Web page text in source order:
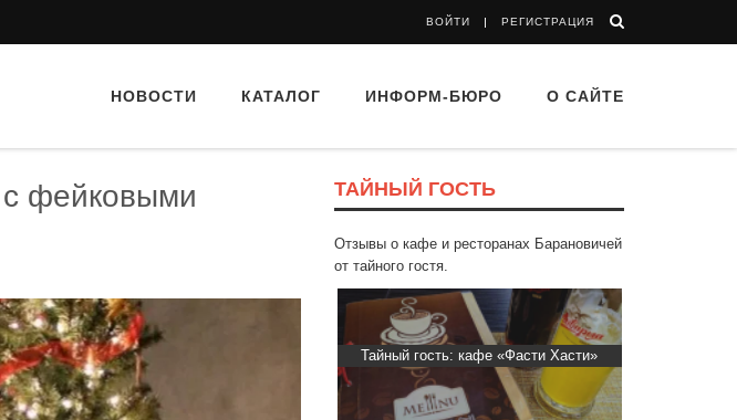
ВОЙТИ РЕГИСТРАЦИЯ
НОВОСТИ КАТАЛОГ ИНФОРМ-БЮРО О САЙТЕ
с фейковыми
ТАЙНЫЙ ГОСТЬ
Отзывы о кафе и ресторанах Барановичей
от тайного гостя.
Тайный гость: кафе «Фасти Хасти» Тайный гость: ресторан «Пиросмани»